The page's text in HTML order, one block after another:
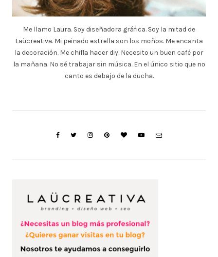
Me llamo Laura. Soy diseñadora gráfica. Soy la mitad de
Laücreativa. Mi peinado estrella son los moños. Me encanta
la decoración. Me chifla hacer diy. Necesito un buen café por
la mañana. No sé trabajar sin música. En el único sitio que no
canto es debajo de la ducha.